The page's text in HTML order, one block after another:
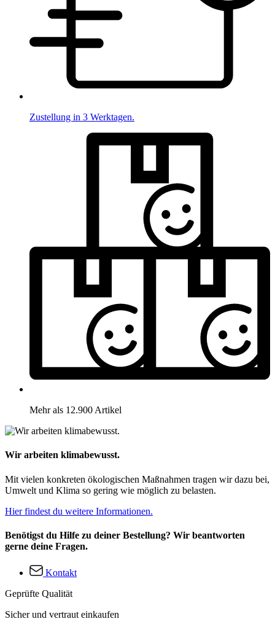
Zustellung in 3 Werktagen.
Mehr als 12.900 Artikel
Wir arbeiten klimabewusst.
Mit vielen konkreten ökologischen Maßnahmen tragen wir dazu bei,
Umwelt und Klima so gering wie möglich zu belasten.
Hier findest du weitere Informationen.
Benötigst du Hilfe zu deiner Bestellung? Wir beantworten
gerne deine Fragen.
Kontakt
Geprüfte Qualität
Sicher und vertraut einkaufen